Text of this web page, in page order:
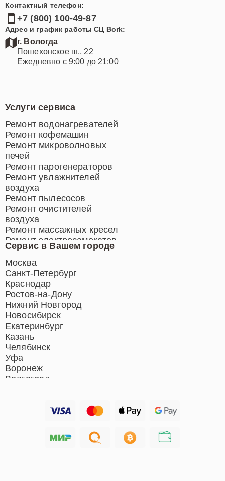
Контактный телефон:
+7 (800) 100-49-87
Адрес и график работы СЦ Bork:
г. Вологда
Пошехонское ш., 22
Ежедневно с 9:00 до 21:00
Сервис в Вашем городе
Москва
Санкт-Петербург
Краснодар
Ростов-на-Дону
Нижний Новгород
Новосибирск
Екатеринбург
Казань
Челябинск
Уфа
Воронеж
Волгоград
Хабаровск
Иркутск
Услуги сервиса
Ремонт водонагревателей
Ремонт кофемашин
Ремонт микроволновых
печей
Ремонт парогенераторов
Ремонт увлажнителей
воздуха
Ремонт пылесосов
Ремонт очистителей
воздуха
Ремонт массажных кресел
Ремонт электросамокатов
Ремонт индукционных плит
Ремонт роботов-пылесосов
Ремонт гладильных систем
Ремонт отпаривателей
Ремонт вертикальных
пылесосов